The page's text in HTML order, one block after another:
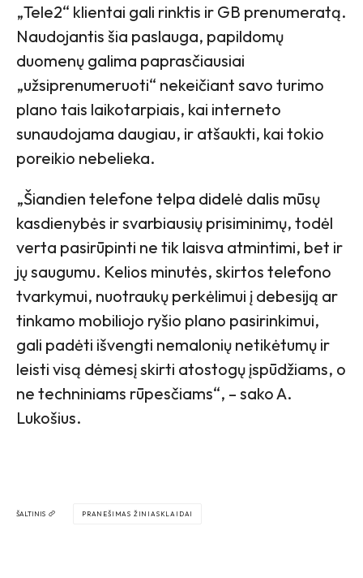
„Tele2“ klientai gali rinktis ir GB prenumeratą.
Naudojantis šia paslauga, papildomų
duomenų galima paprasčiausiai
„užsiprenumeruoti“ nekeičiant savo turimo
plano tais laikotarpiais, kai interneto
sunaudojama daugiau, ir atšaukti, kai tokio
poreikio nebelieka.
„Šiandien telefone telpa didelė dalis mūsų
kasdienybės ir svarbiausių prisiminimų, todėl
verta pasirūpinti ne tik laisva atmintimi, bet ir
jų saugumu. Kelios minutės, skirtos telefono
tvarkymui, nuotraukų perkėlimui į debesiją ar
tinkamo mobiliojo ryšio plano pasirinkimui,
gali padėti išvengti nemalonių netikėtumų ir
leisti visą dėmesį skirti atostogų įspūdžiams, o
ne techniniams rūpesčiams“, – sako A.
Lukošius.
ŠALTINIS PRANEŠIMAS ŽINIASKLAIDAI